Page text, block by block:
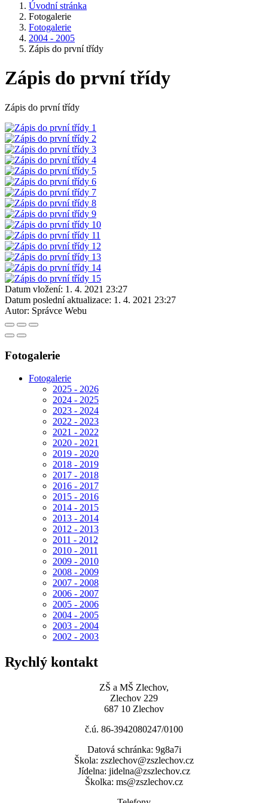
Úvodní stránka
Fotogalerie
Fotogalerie
2004 - 2005
Zápis do první třídy
Zápis do první třídy
Zápis do první třídy
Datum vložení: 1. 4. 2021 23:27
Datum poslední aktualizace: 1. 4. 2021 23:27
Autor: Správce Webu
Fotogalerie
Fotogalerie
2025 - 2026
2024 - 2025
2023 - 2024
2022 - 2023
2021 - 2022
2020 - 2021
2019 - 2020
2018 - 2019
2017 - 2018
2016 - 2017
2015 - 2016
2014 - 2015
2013 - 2014
2012 - 2013
2011 - 2012
2010 - 2011
2009 - 2010
2008 - 2009
2007 - 2008
2006 - 2007
2005 - 2006
2004 - 2005
2003 - 2004
2002 - 2003
Rychlý kontakt
ZŠ a MŠ Zlechov,
Zlechov 229
687 10 Zlechov
č.ú. 86-3942080247/0100
Datová schránka: 9g8a7i
Škola: zszlechov@zszlechov.cz
Jídelna: jidelna@zszlechov.cz
Školka: ms@zszlechov.cz